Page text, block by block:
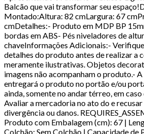
Balcão que vai transformar seu
Montado:Altura: 82 cmLargura: 67
cmDetalhes:- Produto em MDP BP
bordas em ABS- Pés niveladores de
chaveInformações Adicionais:-
detalhes do produto antes de realizar a
meramente ilustrativas. Objetos
imagens não acompanham o produto.-
entregará o produto no portão e/ou
ainda, somente no andar térreo, em caso
Avaliar a mercadoria no ato do e recusar
divergência ou danos.
Produto com Embalagem (cm): 67 |
Colchão: Sem Colchão | Capacidade de